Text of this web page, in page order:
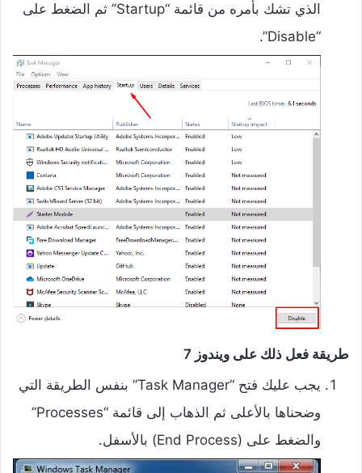
الذي تشك بأمره من قائمة “Startup” ثم الضغط على
“Disable”.
طريقة فعل ذلك على ويندوز 7
يجب عليك فتح “Task Manager” بنفس الطريقة التي
وضحناها بالأعلى ثم الذهاب إلى قائمة “Processes”
والضغط على (End Process) بالأسفل.